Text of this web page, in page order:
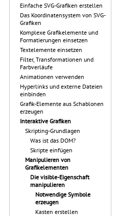
Einfache SVG-Grafiken erstellen
Das Koordinatensystem von SVG-
Grafiken
Komplexe Grafikelemente und
Formatierungen einsetzen
Textelemente einsetzen
Filter, Transformationen und
Farbverläufe
Animationen verwenden
Hyperlinks und externe Dateien
einbinden
Grafik-Elemente aus Schablonen
erzeugen
Interaktive Grafiken
Skripting-Grundlagen
Was ist das DOM?
Skripte einfügen
Manipulieren von
Grafikelementen
Die visible-Eigenschaft
manipulieren
Notwendige Symbole
erzeugen
Kasten erstellen